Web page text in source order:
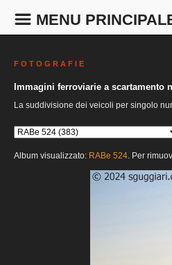
MENU
F O T O G R A F I E
Immagini ferroviarie a scartamento
La suddivisione dei veicoli per singolo
Album visualizzato: RABe 524. Per